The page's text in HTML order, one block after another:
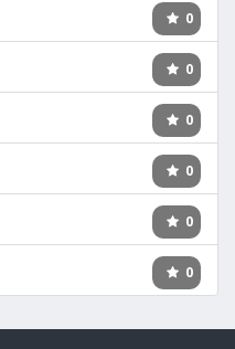
0
0
0
0
0
0